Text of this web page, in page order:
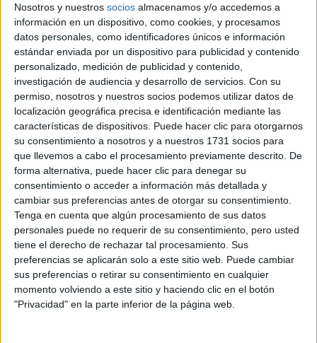
Nosotros y nuestros socios almacenamos y/o accedemos a
información en un dispositivo, como cookies, y procesamos
datos personales, como identificadores únicos e información
estándar enviada por un dispositivo para publicidad y contenido
personalizado, medición de publicidad y contenido,
investigación de audiencia y desarrollo de servicios. Con su
permiso, nosotros y nuestros socios podemos utilizar datos de
localización geográfica precisa e identificación mediante las
características de dispositivos. Puede hacer clic para otorgarnos
su consentimiento a nosotros y a nuestros 1731 socios para
que llevemos a cabo el procesamiento previamente descrito. De
forma alternativa, puede hacer clic para denegar su
consentimiento o acceder a información más detallada y
cambiar sus preferencias antes de otorgar su consentimiento.
Tenga en cuenta que algún procesamiento de sus datos
personales puede no requerir de su consentimiento, pero usted
tiene el derecho de rechazar tal procesamiento. Sus
preferencias se aplicarán solo a este sitio web. Puede cambiar
sus preferencias o retirar su consentimiento en cualquier
momento volviendo a este sitio y haciendo clic en el botón
"Privacidad" en la parte inferior de la página web.
Rallyes
WRC
S-CER
ERC
CERA
CERT
Internacionales
Campeonatos Autonómicos
Históricos
Dakar
RallyCross
Circuitos
F1
Fórmula E
F2 / F3 / F4
Resistencia
Indycar
Otros